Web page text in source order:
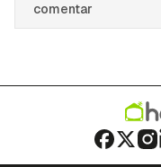
comentar